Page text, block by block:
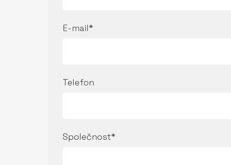
E-mail*
Telefon
Společnost*